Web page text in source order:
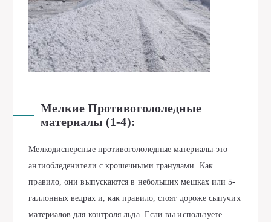
Мелкие Противогололедные
материалы (1-4):
Мелкодисперсные противогололедные материалы-это
антиобледенители с крошечными гранулами. Как
правило, они выпускаются в небольших мешках или 5-
галлонных ведрах и, как правило, стоят дороже сыпучих
материалов для контроля льда. Если вы используете